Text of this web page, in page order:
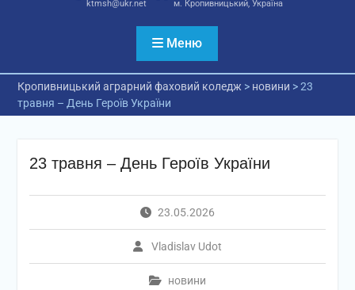
ktmsh@ukr.net
м. Кропивницький, Україна
Меню
Кропивницький аграрний фаховий коледж > новини >23
травня – День Героїв України
23 травня – День Героїв України
23.05.2026
Vladislav Udot
новини